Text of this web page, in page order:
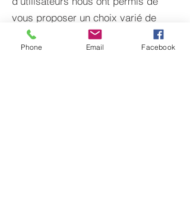
vous proposer un choix varié de
templates.
Phone Email Facebook